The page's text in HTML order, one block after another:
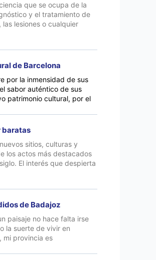
que se ocupa de la
y el tratamiento de
lesiones o cualquier
de Barcelona
por la inmensidad de sus
sabor auténtico de sus
patrimonio cultural, por el
baratas
sitios, culturas y
los actos más destacados
El interés que despierta
de Badajoz
paisaje no hace falta irse
la suerte de vivir en
mi provincia es